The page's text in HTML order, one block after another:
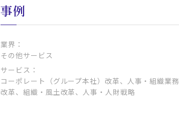
事例
業界：
その他サービス
サービス：
コーポレート（グループ本社）改革、人事・組織業務
改革、組織・風土改革、人事・人財戦略